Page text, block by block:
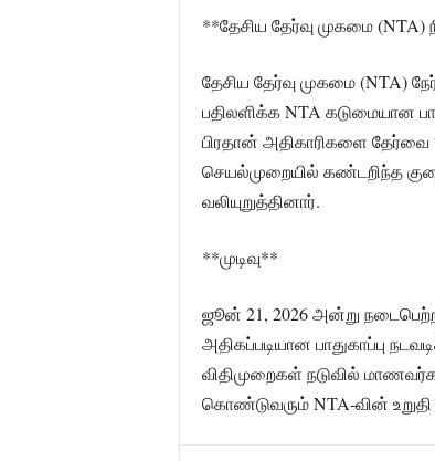
**தேசிய தேர்வு முகமை
தேசிய தேர்வு முகமை (NTA)
பதிலளிக்க NTA கடுமையான
பிரதான் அதிகாரிகளை தேர்வை
செயல்முறையில் கண்டறிந்த
வலியுறுத்தினார்.
**முடிவு**
ஜூன் 21, 2026 அன்று
அதிகப்படியான பாதுகாப்பு
விதிமுறைகள் நடுவில்
கொண்டுவரும் NTA-வின் உறுதி